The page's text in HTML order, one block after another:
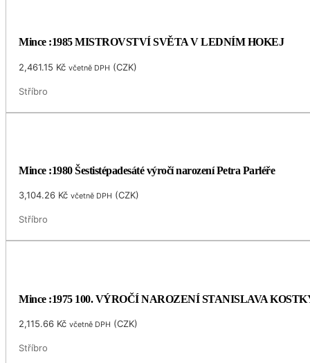
Mince :1985 MISTROVSTVÍ SVĚTA V LEDNÍM HOKEJ
2,461.15 Kč včetně DPH (CZK)
Stříbro
Mince :1980 Šestistépadesáté výročí narození Petra Parléře
3,104.26 Kč včetně DPH (CZK)
Stříbro
Mince :1975 100. VÝROČÍ NAROZENÍ STANISLAVA
2,115.66 Kč včetně DPH (CZK)
Stříbro